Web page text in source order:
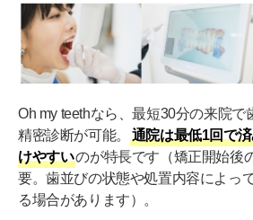
Oh my teethなら、最短30分の来院で
精密診断が可能。
通院は最低1回で
けやすいのが特長です（矯正開始後
要。歯並びの状態や処置内容によっ
る場合があります）。